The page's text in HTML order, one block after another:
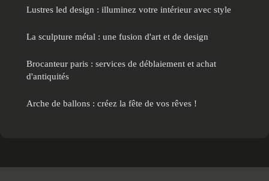
Lustres led design : illuminez votre intérieur avec style
La sculpture métal : une fusion d'art et de design
Brocanteur paris : services de déblaiement et achat
d'antiquités
Arche de ballons : créez la fête de vos rêves !